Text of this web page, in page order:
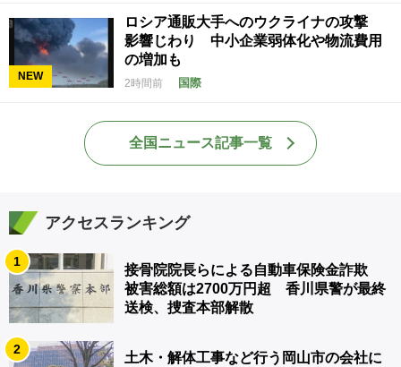
NEW
ロシア通販大手へのウクライナの攻撃
影響じわり 中小企業弱体化や物流費用
の増加も
2時間前 国際
全国ニュース記事一覧
アクセスランキング
1
接骨院院長らによる自動車保険金詐欺
被害総額は2700万円超 香川県警が最終
送検、捜査本部解散
2
土木・解体工事など行う岡山市の会社に